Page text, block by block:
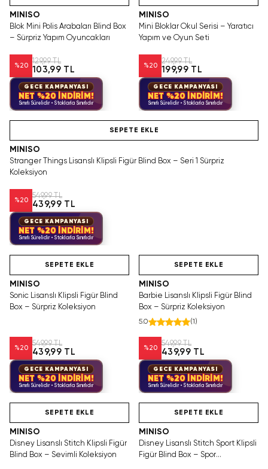
MINISO
Blok Mini Polis Arabaları Blind Box
– Sürpriz Yapım Oyuncakları
%20
129,99 TL
103,99 TL
GECE KAMPANYASI
NET %20 İNDİRİM!
Sınırlı Sürelidir • Stoklarla Sınırlıdır
MINISO
Mini Bloklar Okul Serisi – Yaratıcı
Yapım ve Oyun Seti
%20
249,99 TL
199,99 TL
GECE KAMPANYASI
NET %20 İNDİRİM!
Sınırlı Sürelidir • Stoklarla Sınırlıdır
SEPETE EKLE
MINISO
Stranger Things Lisanslı Klipsli Figür Blind Box – Seri 1 Sürpriz
Koleksiyon
%20
549,99 TL
439,99 TL
GECE KAMPANYASI
NET %20 İNDİRİM!
Sınırlı Sürelidir • Stoklarla Sınırlıdır
SEPETE EKLE
MINISO
Sonic Lisanslı Klipsli Figür Blind
Box – Sürpriz Koleksiyon
%20
549,99 TL
439,99 TL
GECE KAMPANYASI
NET %20 İNDİRİM!
Sınırlı Sürelidir • Stoklarla Sınırlıdır
SEPETE EKLE
MINISO
Barbie Lisanslı Klipsli Figür Blind
Box – Sürpriz Koleksiyon
5.0 (1 )
%20
549,99 TL
439,99 TL
GECE KAMPANYASI
NET %20 İNDİRİM!
Sınırlı Sürelidir • Stoklarla Sınırlıdır
SEPETE EKLE
MINISO
Disney Lisanslı Stitch Klipsli Figür
Blind Box – Sevimli Koleksiyon
SEPETE EKLE
MINISO
Disney Lisanslı Stitch Sport Klipsli
Figür Blind Box – Spor